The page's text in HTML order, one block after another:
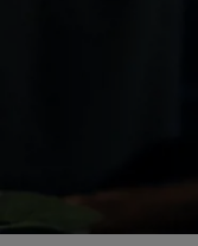
ANLEDNINGER